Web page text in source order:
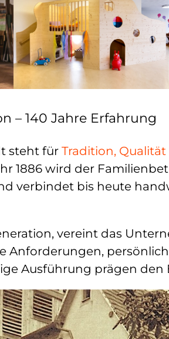
– 140 Jahre Erfahrung
steht für Tradition,
1886 wird der
verbindet bis heute
vereint das
Anforderungen,
Ausführung prägen den